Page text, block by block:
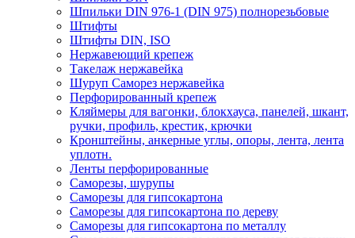
Шпильки DIN 976-1 (DIN 975) полнорезьбовые
Штифты
Штифты DIN, ISO
Нержавеющий крепеж
Такелаж нержавейка
Шуруп Саморез нержавейка
Перфорированный крепеж
Кляймеры для вагонки, блокхауса, панелей, шкант,
ручки, профиль, крестик, крючки
Кронштейны, анкерные углы, опоры, лента, лента
уплотн.
Ленты перфорированные
Саморезы, шурупы
Саморезы для гипсокартона
Саморезы для гипсокартона по дереву
Саморезы для гипсокартона по металлу